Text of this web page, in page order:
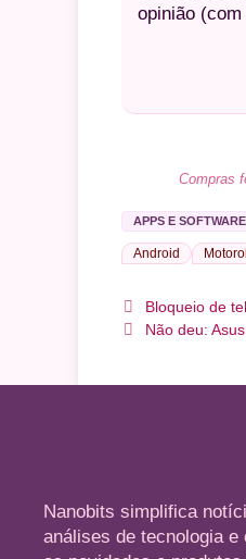
opinião
Compras
APPS E SOFTWARE
Android
Bloqueio de
Não deu:
Nanobits simplifica
análises de tecnologia e